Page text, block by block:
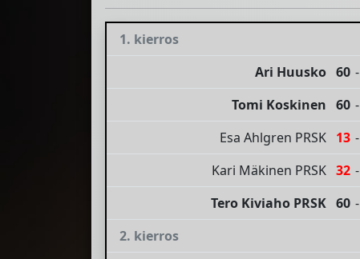
1. kierros
Ari Huusko 60 -
Tomi Koskinen 60 -
Esa Ahlgren PRSK 13 -
Kari Mäkinen PRSK 32 -
Tero Kiviaho PRSK 60 -
2. kierros